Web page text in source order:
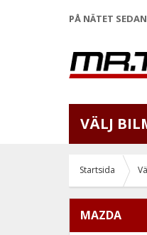
PÅ NÄTET
VÄLJ
Startsida
MAZDA